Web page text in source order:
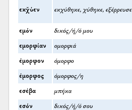
εκχ̌ύεν εκχύθηκε, χύθηκε, εξέρρευσε
εμόν δικός/ή/ό μου
εμορφίαν ομορφιά
έμορφον όμορφο
έμορφος όμορφος/η
εσέβα μπήκα
εσόν δικός/ή/ό σου